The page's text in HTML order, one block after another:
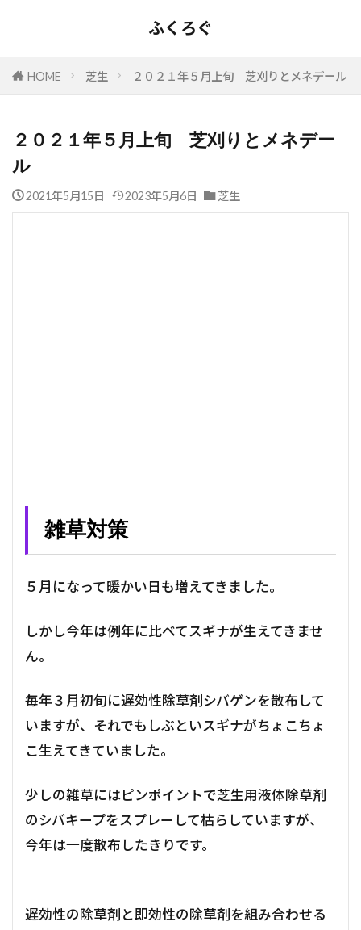
ふくろぐ
HOME 芝生 ２０２１年５月上旬 芝刈りとメネデール
２０２１年５月上旬 芝刈りとメネデー
ル
2021年5月15日 2023年5月6日 芝生
雑草対策
５月になって暖かい日も増えてきました。
しかし今年は例年に比べてスギナが生えてきませ
ん。
毎年３月初旬に遅効性除草剤シバゲンを散布して
いますが、それでもしぶといスギナがちょこちょ
こ生えてきていました。
少しの雑草にはピンポイントで芝生用液体除草剤
のシバキープをスプレーして枯らしていますが、
今年は一度散布したきりです。
遅効性の除草剤と即効性の除草剤を組み合わせる